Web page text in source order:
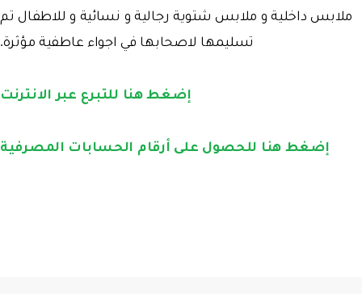
ملابس داخلية و ملابس شتوية رجالية و نسائية و للاطفال تم
تسليمها لاصحابها في اجواء عاطفية مؤثرة.
إضغط هنا للتبرع عبر الانترنت
إضغط هنا للحصول على أرقام الحسابات المصرفية